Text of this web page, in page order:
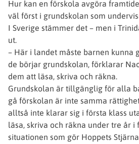
Hur kan en förskola avgöra
väl först i grundskolan som
I Sverige stämmer det – men i
ut.
– Här i landet måste barnen kunna
de börjar grundskolan, förklarar
dem att läsa, skriva och räkna.
Grundskolan är tillgänglig för alla
gå förskolan är inte samma
alltså inte klarar sig i första klass
läsa, skriva och räkna under tre år i
situationen som gör Hoppets